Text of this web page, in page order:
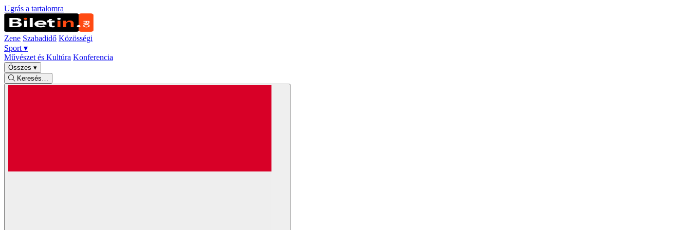
Ugrás a tartalomra
Zene Szabadidő Közösségi
Sport ▾
Művészet és Kultúra Konferencia
Összes ▾
Keresés…